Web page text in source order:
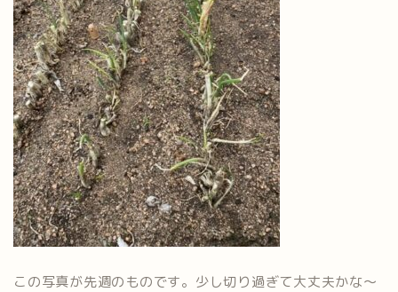
この写真が先週のものです。少し切り過ぎて大丈夫かな～